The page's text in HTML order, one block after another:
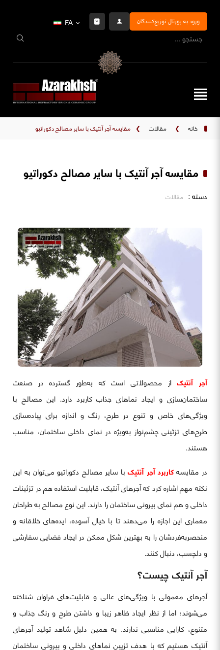
ورود به پورتال توزیع‌کنندگان FA
خانه ❯ مقالات ❯ مقایسه آجر آنتیک با سایر مصالح دکوراتیو
مقایسه آجر آنتیک با سایر مصالح دکوراتیو
دسته : مقالات
آجر آنتیکاز محصولاتی است که به‌طور گسترده در صنعت
ساختمان‌سازی و ایجاد نماهای جذاب کاربرد دارد. این مصالح با
ویژگی‌های خاص و تنوع در طرح، رنگ و اندازه برای پیاده‌سازی
طرح‌های تزئینی چشم‌نواز به‌ویژه در نمای داخلی ساختمان، مناسب
هستند.
در مقایسهکاربرد آجر آنتیکبا سایر مصالح دکوراتیو می‌توان به این
نکته مهم اشاره کرد که آجرهای آنتیک، قابلیت استفاده هم در تزئینات
داخلی و هم نمای بیرونی ساختمان را دارند. این نوع مصالح به طراحان
معماری این اجازه را می‌دهند تا با خیال آسوده، ایده‌های خلاقانه و
منحصربه‌فردشان را به بهترین شکل ممکن در ایجاد فضایی سفارشی
و دلچسب، دنبال کنند.
آجر آنتیک چیست؟
آجرهای معمولی با ویژگی‌های عالی و قابلیت‌های فراوان شناخته
می‌شوند؛ اما از نظر ایجاد ظاهر زیبا و داشتن طرح و رنگ جذاب و
متنوع، کارایی مناسبی ندارند. به همین دلیل شاهد تولید آجرهای
آنتیک هستیم که با هدف تزیین نماهای داخلی و بیرونی ساختمان